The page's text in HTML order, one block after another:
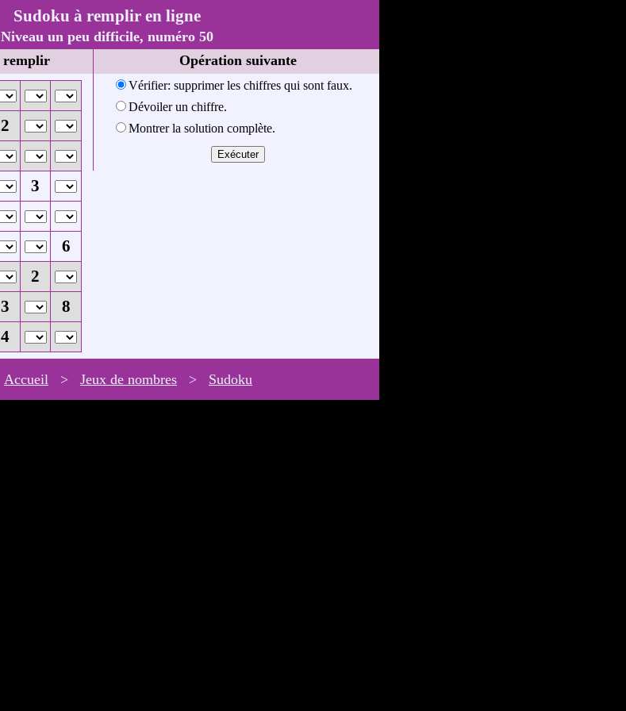
Sudoku à remplir en ligne
Niveau un peu difficile, numéro 50
remplir
2
3
6
2
3
8
4
Opération suivante
Vérifier: supprimer les chiffres qui sont faux.
Dévoiler un chiffre.
Montrer la solution complète.
Accueil > Jeux de nombres > Sudoku